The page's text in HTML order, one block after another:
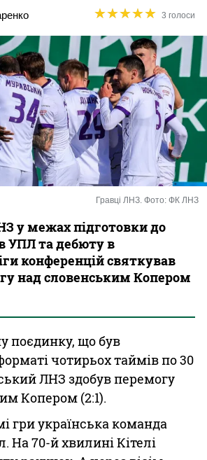
Різне
Букмекери
Казино
★★★★★
★★★★★ 3 голоси
Гравці ЛНЗ. Фото: ФК ЛНЗ
у межах підготовки до
УПЛ та дебюту в
конференцій святкував
над словенським Копером
поєдинку, що був
чотирьох таймів по 30
ЛНЗ здобув перемогу
Копером (2:1).
гри українська команда
На 70-й хвилині Кітелі